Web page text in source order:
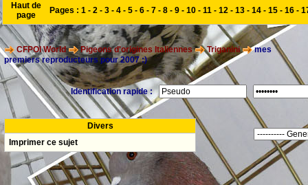
Haut de
page
Pages : 1 - 2 - 3 - 4 - 5 - 6 - 7 - 8 - 9 - 10 - 11 - 12 - 13 - 14 - 15 - 16 -
CFPOI World Pigeons d'origines Italiennes Triganini
mes
premiers reproducteurs pour 2007 :)
Identification rapide :
Divers
Imprimer ce sujet